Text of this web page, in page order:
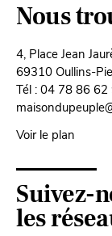
Nous
4, Place Jean
69310 Oullins-
Tél : 04 78 86 62
Voir le plan
Suivez-
les